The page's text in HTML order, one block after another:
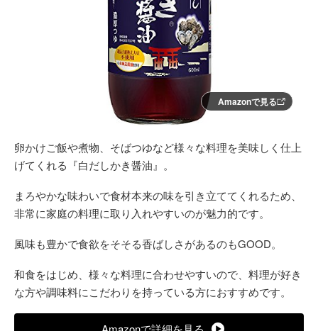
Amazonで見る
卵かけご飯や煮物、そばつゆなど様々な料理を美味しく仕上
げてくれる『白だしかき醤油』。
まろやかな味わいで食材本来の味を引き立ててくれるため、
非常に家庭の料理に取り入れやすいのが魅力的です。
風味も豊かで食欲をそそる香ばしさがあるのもGOOD。
和食をはじめ、様々な料理に合わせやすいので、料理が好き
な方や調味料にこだわりを持っている方におすすめです。